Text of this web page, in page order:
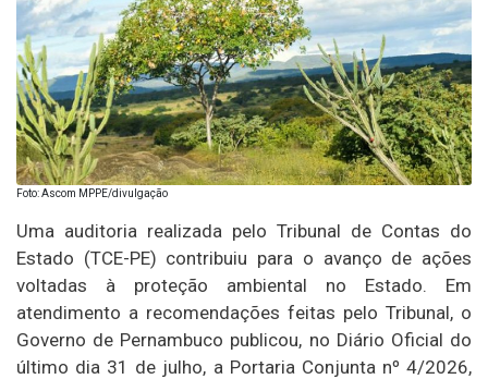
Foto: Ascom MPPE/divulgação
Uma auditoria realizada pelo Tribunal de Contas do
Estado (TCE-PE) contribuiu para o avanço de ações
voltadas à proteção ambiental no Estado. Em
atendimento a recomendações feitas pelo Tribunal, o
Governo de Pernambuco publicou, no Diário Oficial do
último dia 31 de julho, a Portaria Conjunta nº 4/2026,